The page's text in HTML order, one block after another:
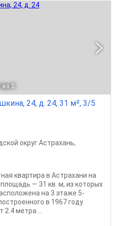
из 5
24, д. 24, 31 м², 3/5
округ Астрахань,
квартира в Астрахани на
— 31 кв. м, из которых
на 3 этаже 5-
в 1967 году.
метра....